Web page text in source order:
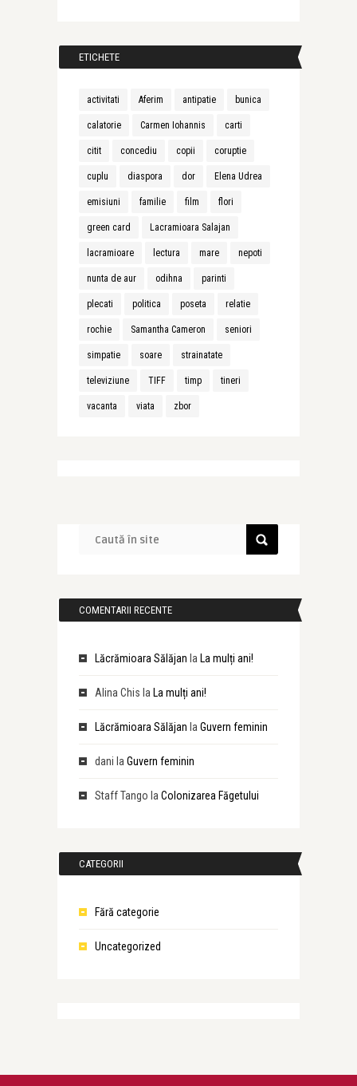
ETICHETE
activitati Aferim antipatie bunica
calatorie Carmen Iohannis carti
citit concediu copii coruptie
cuplu diaspora dor Elena Udrea
emisiuni familie film flori
green card Lacramioara Salajan
lacramioare lectura mare nepoti
nunta de aur odihna parinti
plecati politica poseta relatie
rochie Samantha Cameron seniori
simpatie soare strainatate
televiziune TIFF timp tineri
vacanta viata zbor
COMENTARII RECENTE
Lăcrămioara Sălăjan la La mulți ani!
Alina Chis la La mulți ani!
Lăcrămioara Sălăjan la Guvern feminin
dani la Guvern feminin
Staff Tango la Colonizarea Făgetului
CATEGORII
Fără categorie
Uncategorized